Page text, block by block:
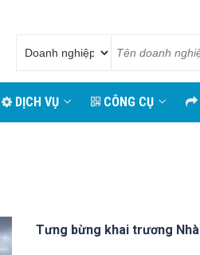
DỊCH VỤ CÔNG CỤ
Tưng bừng khai trương